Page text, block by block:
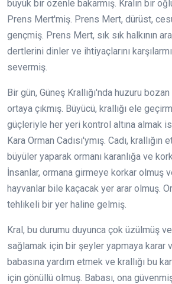
büyük bir özenle bakarmış. Kralın bir
Prens Mert'miş. Prens Mert, dürüst,
gençmiş. Prens Mert, sık sık halkının
dertlerini dinler ve ihtiyaçlarını
severmiş.
Bir gün, Güneş Krallığı'nda huzuru
ortaya çıkmış. Büyücü, krallığı ele
güçleriyle her yeri kontrol altına almak
Kara Orman Cadısı'ymış. Cadı, krallığın
büyüler yaparak ormanı karanlığa ve
İnsanlar, ormana girmeye korkar olmuş
hayvanlar bile kaçacak yer arar olmuş.
tehlikeli bir yer haline gelmiş.
Kral, bu durumu duyunca çok üzülmüş
sağlamak için bir şeyler yapmaya karar
babasına yardım etmek ve krallığı bu
için gönüllü olmuş. Babası, ona